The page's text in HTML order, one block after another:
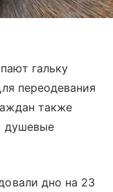
гальку
переодевания
также
душевые
дно на 23